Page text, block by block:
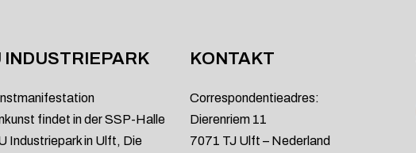
INDUSTRIEPARK
findet in der SSP-Halle
Industriepark in Ulft, Die
KONTAKT
Correspondentieadres:
Dierenriem 11
7071 TJ Ulft – Nederland